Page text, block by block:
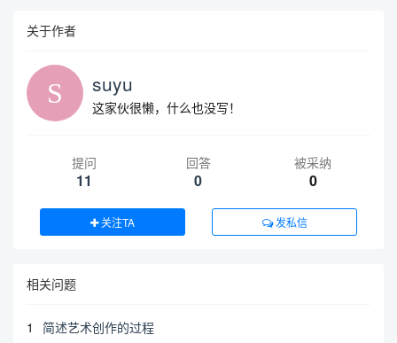
关于作者
suyu
这家伙很懒，什么也没写！
提问
11
回答
0
被采纳
0
关注TA 发私信
相关问题
1
简述艺术创作的过程